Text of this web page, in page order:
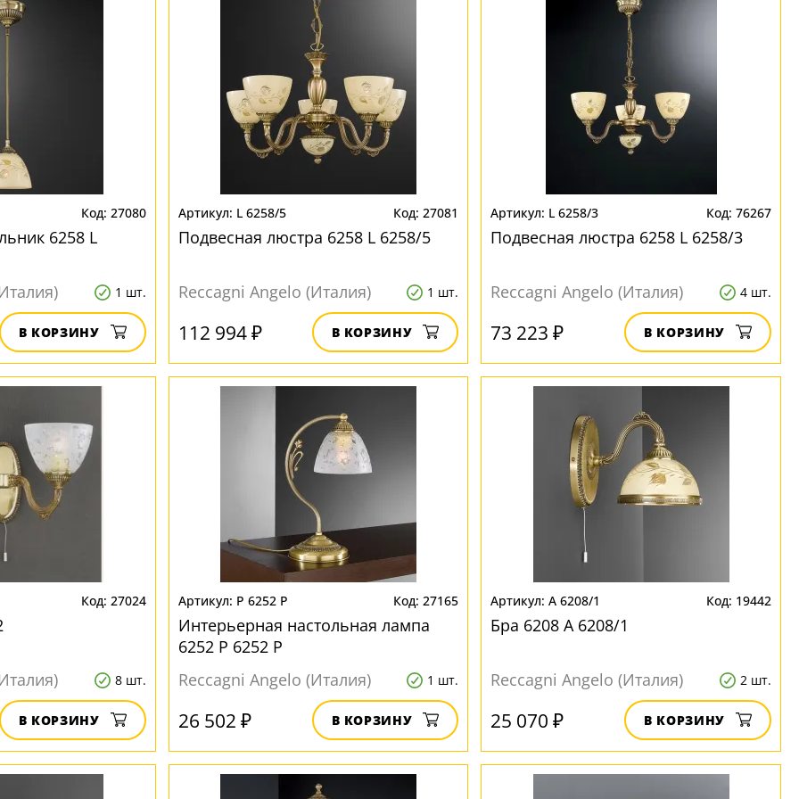
27080
6258 L
1 шт.
В КОРЗИНУ
L 6258/5 27081
Подвесная люстра 6258 L 6258/5
Reccagni Angelo (Италия) 1 шт.
112 994 ₽ В КОРЗИНУ
L 6258/3 76267
Подвесная люстра 6258 L 6258/3
Reccagni Angelo (Италия) 4 шт.
73 223 ₽ В КОРЗИНУ
27024
8 шт.
В КОРЗИНУ
P 6252 P 27165
Интерьерная настольная лампа
6252 P 6252 P
Reccagni Angelo (Италия)
1 шт.
26 502 ₽ В КОРЗИНУ
A 6208/1 19442
Бра 6208 A 6208/1
Reccagni Angelo (Италия) 2 шт.
25 070 ₽ В КОРЗИНУ